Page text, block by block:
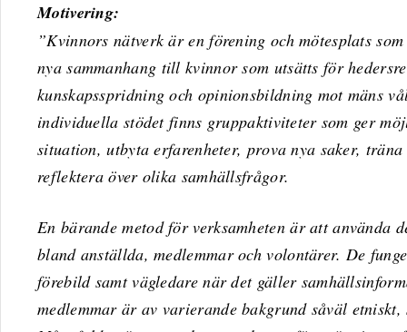
Motivering:
”Kvinnors nätverk är en förening och mötesplats
nya sammanhang till kvinnor som utsätts för
kunskapsspridning och opinionsbildning mot mäns
individuella stödet finns gruppaktiviteter som ger
situation, utbyta erfarenheter, prova nya saker, träna
reflektera över olika samhällsfrågor.
En bärande metod för verksamheten är att använda
bland anställda, medlemmar och volontärer. De
förebild samt vägledare när det gäller
medlemmar är av varierande bakgrund såväl